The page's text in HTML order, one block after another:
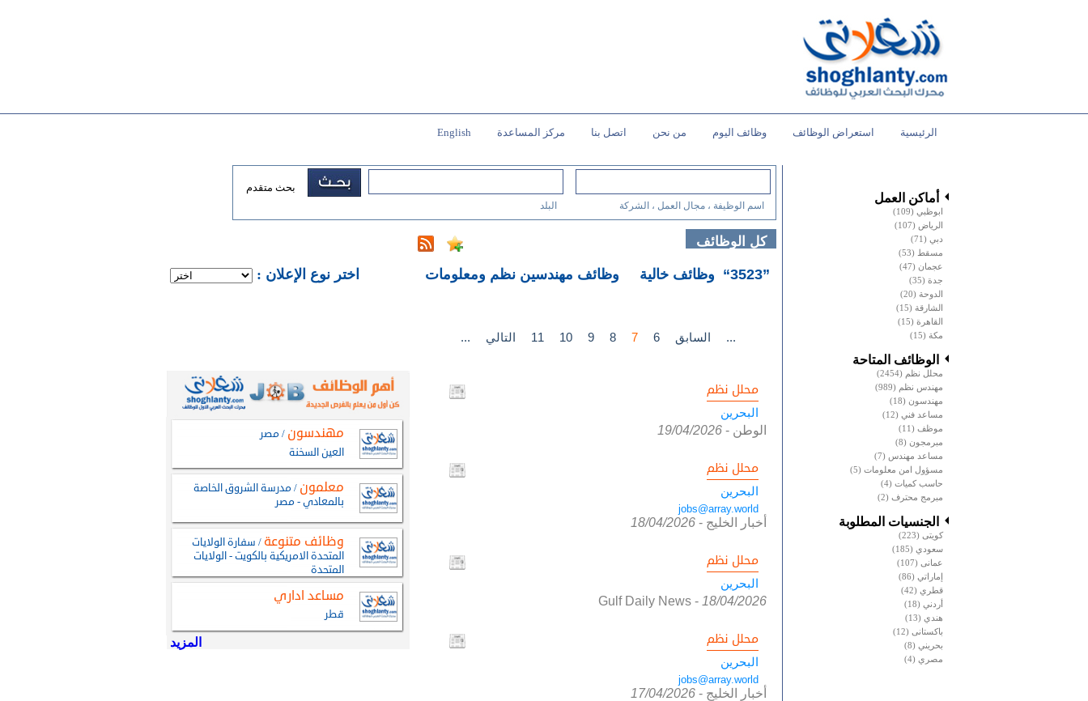
الرئيسية استعراض الوظائف وظائف اليوم من نحن اتصل بنا مركز المساعدة English
أماكن العمل
ابوظبي (109)
الرياض (107)
دبي (71)
مسقط (53)
عجمان (47)
جدة (35)
الدوحة (20)
الشارقة (15)
القاهرة (15)
مكة (15)
الوظائف المتاحة
محلل نظم (2454)
مهندس نظم (989)
مهندسون (18)
مساعد فني (12)
موظف (11)
مبرمجون (8)
مساعد مهندس (7)
مسؤول امن معلومات (5)
حاسب كميات (4)
مبرمج محترف (2)
الجنسيات المطلوبة
كويتى (223)
سعودي (185)
عمانى (107)
إماراتي (86)
قطري (42)
أردني (18)
هندي (13)
باكستانى (12)
بحريني (8)
مصري (4)
اسم الوظيفة ، مجال العمل ، الشركة البلد
بحث متقدم
كل الوظائف
: اختر نوع الإعلان ”3523“ وظائف خالية وظائف مهندسين نظم ومعلومات
... التالي 11 10 9 8 7 6 السابق ...
محلل نظم
البحرين
الوطن -
19/04/2026
محلل نظم
البحرين
jobs@array.world
أخبار الخليج -
18/04/2026
محلل نظم
البحرين
Gulf Daily News - 18/04/2026
محلل نظم
البحرين
jobs@array.world
أخبار الخليج -
17/04/2026